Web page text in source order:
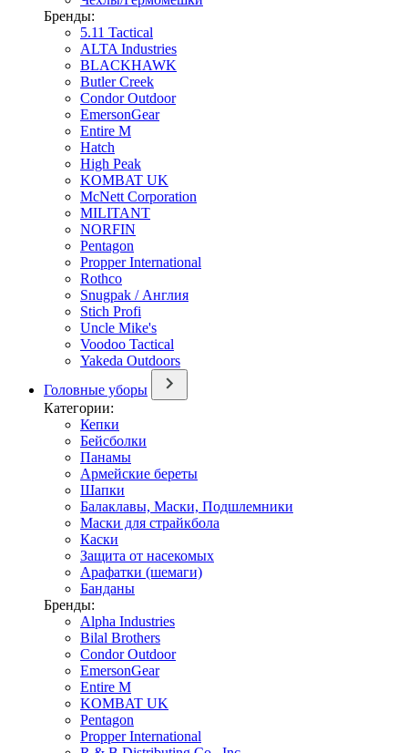
Бренды:
5.11 Tactical
ALTA Industries
BLACKHAWK
Butler Creek
Condor Outdoor
EmersonGear
Entire M
Hatch
High Peak
KOMBAT UK
McNett Corporation
MILITANT
NORFIN
Pentagon
Propper International
Rothco
Snugpak / Англия
Stich Profi
Uncle Mike's
Voodoo Tactical
Yakeda Outdoors
Головные уборы
Категории:
Кепки
Бейсболки
Панамы
Армейские береты
Шапки
Балаклавы, Маски, Подшлемники
Маски для страйкбола
Каски
Защита от насекомых
Арафатки (шемаги)
Банданы
Бренды:
Alpha Industries
Bilal Brothers
Condor Outdoor
EmersonGear
Entire M
KOMBAT UK
Pentagon
Propper International